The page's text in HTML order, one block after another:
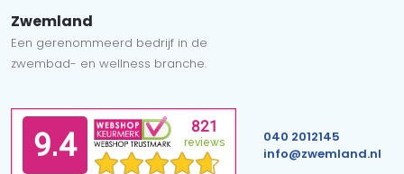
Zwemland
Een gerenommeerd bedrijf in de
zwembad- en wellness branche.
040 2012145
info@zwemland.nl